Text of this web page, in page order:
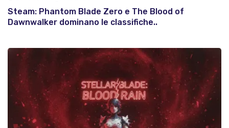
Steam: Phantom Blade Zero e The Blood of
Dawnwalker dominano le classifiche..